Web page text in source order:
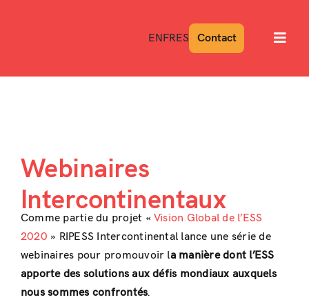
ENFRES Contact
Webinaires
Intercontinentaux
Comme partie du projet «Vision Global de l’ESS
2020 » RIPESS Intercontinental lance une série de
webinaires pour promouvoir la manière dont l’ESS
apporte des solutions aux défis mondiaux auxquels
nous sommes confrontés.